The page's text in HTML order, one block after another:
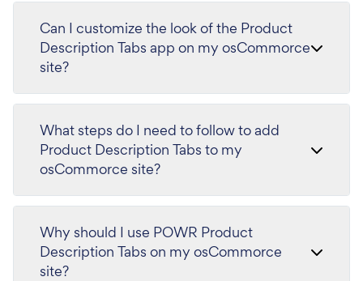
Can I customize the look of the Product
Description Tabs app on my osCommorce
site?
What steps do I need to follow to add
Product Description Tabs to my
osCommorce site?
Why should I use POWR Product
Description Tabs on my osCommorce
site?